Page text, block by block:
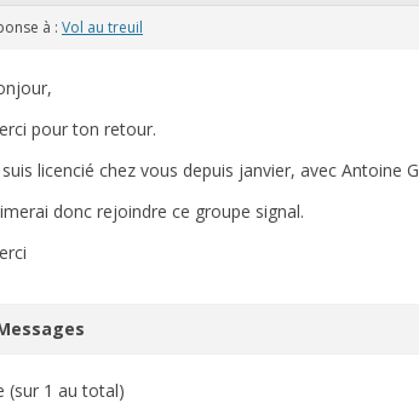
2014
2012
à : Vol au treuil
pour ton retour.
suis licencié chez vous depuis janvier, avec Antoine
donc rejoindre ce groupe signal.
(sur 1 au total)